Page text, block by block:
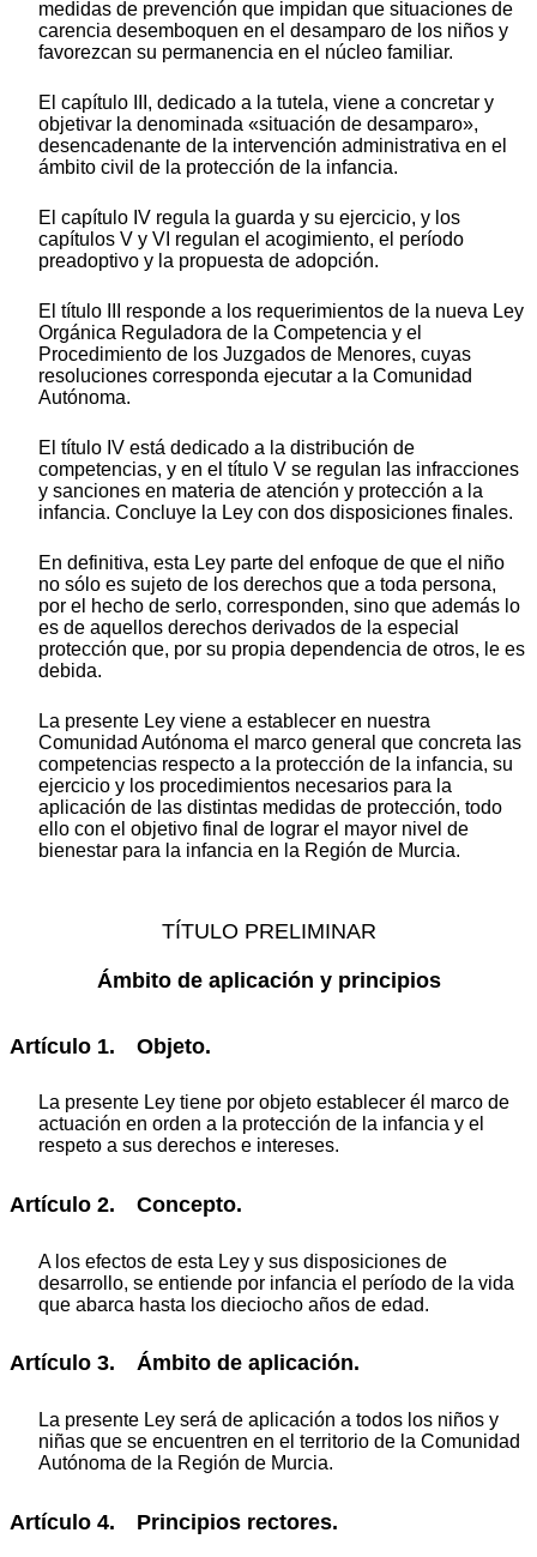
medidas de prevención que impidan que situaciones de
carencia desemboquen en el desamparo de los niños y
favorezcan su permanencia en el núcleo familiar.
El capítulo III, dedicado a la tutela, viene a concretar y
objetivar la denominada «situación de desamparo»,
desencadenante de la intervención administrativa en el
ámbito civil de la protección de la infancia.
El capítulo IV regula la guarda y su ejercicio, y los
capítulos V y VI regulan el acogimiento, el período
preadoptivo y la propuesta de adopción.
El título III responde a los requerimientos de la nueva Ley
Orgánica Reguladora de la Competencia y el
Procedimiento de los Juzgados de Menores, cuyas
resoluciones corresponda ejecutar a la Comunidad
Autónoma.
El título IV está dedicado a la distribución de
competencias, y en el título V se regulan las infracciones
y sanciones en materia de atención y protección a la
infancia. Concluye la Ley con dos disposiciones finales.
En definitiva, esta Ley parte del enfoque de que el niño
no sólo es sujeto de los derechos que a toda persona,
por el hecho de serlo, corresponden, sino que además lo
es de aquellos derechos derivados de la especial
protección que, por su propia dependencia de otros, le es
debida.
La presente Ley viene a establecer en nuestra
Comunidad Autónoma el marco general que concreta las
competencias respecto a la protección de la infancia, su
ejercicio y los procedimientos necesarios para la
aplicación de las distintas medidas de protección, todo
ello con el objetivo final de lograr el mayor nivel de
bienestar para la infancia en la Región de Murcia.
TÍTULO PRELIMINAR
Ámbito de aplicación y principios
Artículo 1. Objeto.
La presente Ley tiene por objeto establecer él marco de
actuación en orden a la protección de la infancia y el
respeto a sus derechos e intereses.
Artículo 2. Concepto.
A los efectos de esta Ley y sus disposiciones de
desarrollo, se entiende por infancia el período de la vida
que abarca hasta los dieciocho años de edad.
Artículo 3. Ámbito de aplicación.
La presente Ley será de aplicación a todos los niños y
niñas que se encuentren en el territorio de la Comunidad
Autónoma de la Región de Murcia.
Artículo 4. Principios rectores.